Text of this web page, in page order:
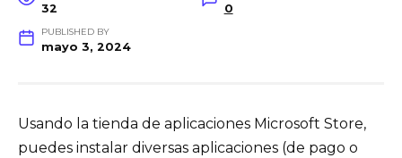
32 0
PUBLISHED BY
mayo 3, 2024
Usando la tienda de aplicaciones Microsoft Store,
puedes instalar diversas aplicaciones (de pago o